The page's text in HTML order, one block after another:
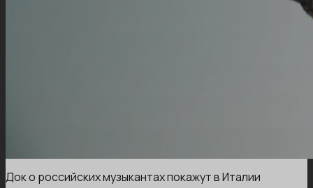
Док о российских музыкантах покажут в Италии